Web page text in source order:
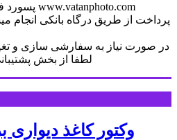
پسورد فایل ها در صورت وجود www.vatanphoto.com
پرداخت از طریق درگاه بانکی انجام
در صورت نیاز به سفارشی سازی و
لطفا از بخش
وکتور کاغذ